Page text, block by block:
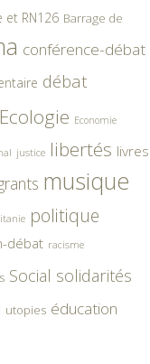
RN126 Barrage de
conférence-débat
débat
Ecologie Economie
justice libertés livres
musique
politique
débat racisme
Social solidarités
utopies éducation